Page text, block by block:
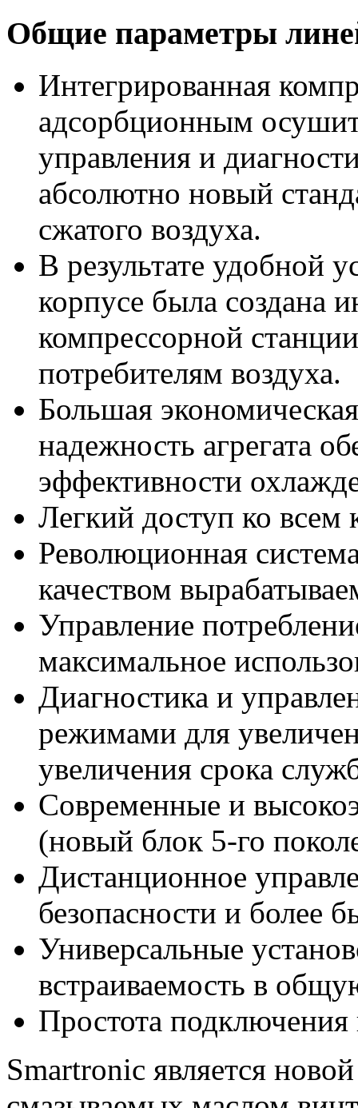
Общие параметры
Интегрированная
адсорбционным
управления и
абсолютно новый
сжатого воздуха.
В результате удобной
корпусе была создана
компрессорной
потребителям воздуха.
Большая
надежность агрегата
эффективности
Легкий доступ ко всем
Революционная
качеством
Управление
максимальное
Диагностика и
режимами для
увеличения срока
Современные и
(новый блок 5-го
Дистанционное
безопасности и более
Универсальные
встраиваемость в
Простота
Smartronic является